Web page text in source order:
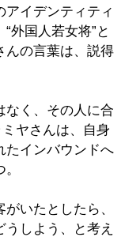
アイデンティティ
外国人若女将”と
んの言葉は、説得
なく、その人に合
ヤさんは、自身
たインバウンドへ
いたとしたら、
しよう、と考え